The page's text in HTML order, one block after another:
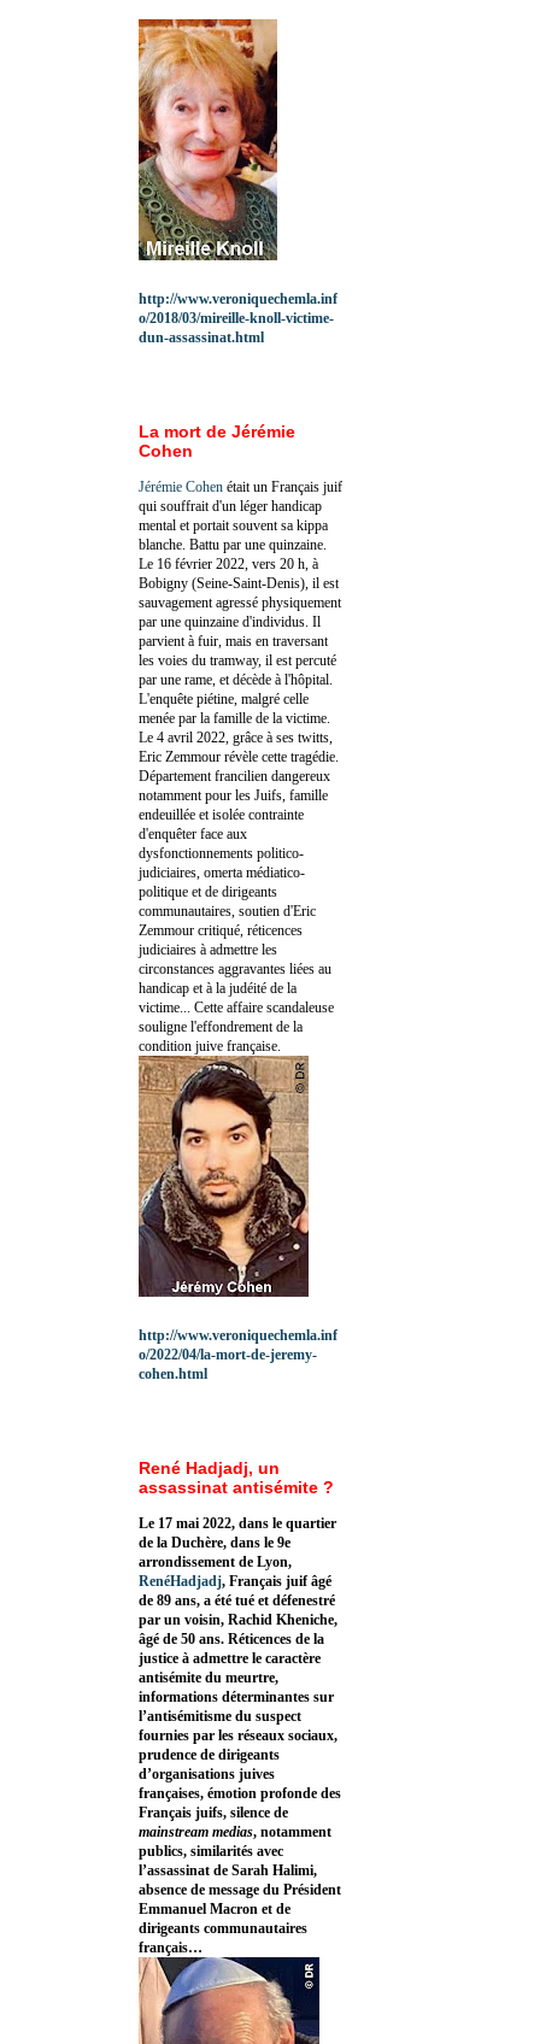
http://www.veroniquechemla.inf
o/2018/03/mireille-knoll-victime-
dun-assassinat.html
La mort de Jérémie
Cohen
Jérémie Cohen était un Français juif
qui souffrait d'un léger handicap
mental et portait souvent sa kippa
blanche. Battu par une quinzaine.
Le 16 février 2022, vers 20 h, à
Bobigny (Seine-Saint-Denis), il est
sauvagement agressé physiquement
par une quinzaine d'individus. Il
parvient à fuir, mais en traversant
les voies du tramway, il est percuté
par une rame, et décède à l'hôpital.
L'enquête piétine, malgré celle
menée par la famille de la victime.
Le 4 avril 2022, grâce à ses twitts,
Eric Zemmour révèle cette tragédie.
Département francilien dangereux
notamment pour les Juifs, famille
endeuillée et isolée contrainte
d'enquêter face aux
dysfonctionnements politico-
judiciaires, omerta médiatico-
politique et de dirigeants
communautaires, soutien d'Eric
Zemmour critiqué, réticences
judiciaires à admettre les
circonstances aggravantes liées au
handicap et à la judéité de la
victime... Cette affaire scandaleuse
souligne l'effondrement de la
condition juive française.
http://www.veroniquechemla.inf
o/2022/04/la-mort-de-jeremy-
cohen.html
René Hadjadj, un
assassinat antisémite ?
Le 17 mai 2022, dans le quartier
de la Duchère, dans le 9e
arrondissement de Lyon,
RenéHadjadj, Français juif âgé
de 89 ans, a été tué et défenestré
par un voisin, Rachid Kheniche,
âgé de 50 ans. Réticences de la
justice à admettre le caractère
antisémite du meurtre,
informations déterminantes sur
l’antisémitisme du suspect
fournies par les réseaux sociaux,
prudence de dirigeants
d’organisations juives
françaises, émotion profonde des
Français juifs, silence de
mainstream medias, notamment
publics, similarités avec
l’assassinat de Sarah Halimi,
absence de message du Président
Emmanuel Macron et de
dirigeants communautaires
français…